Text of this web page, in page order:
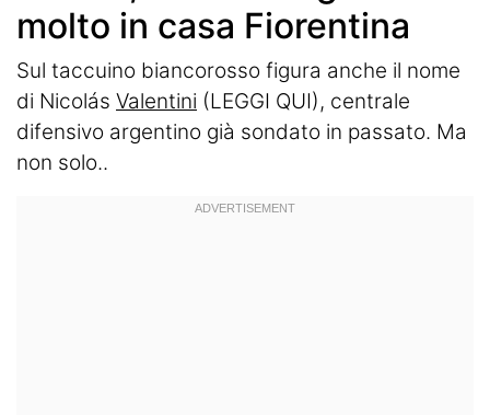
molto in casa Fiorentina
Sul taccuino biancorosso figura anche il nome
di Nicolás Valentini (LEGGI QUI), centrale
difensivo argentino già sondato in passato. Ma
non solo..